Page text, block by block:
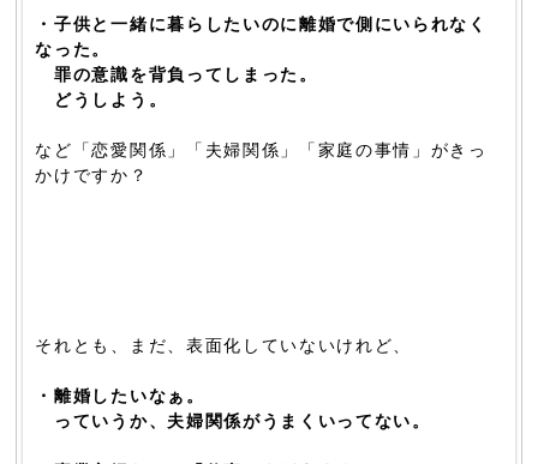
・子供と一緒に暮らしたいのに離婚で側にいられなく
なった。
罪の意識を背負ってしまった。
どうしよう。
など「恋愛関係」「夫婦関係」「家庭の事情」がきっ
かけですか？
それとも、まだ、表面化していないけれど、
・離婚したいなぁ。
っていうか、夫婦関係がうまくいってない。